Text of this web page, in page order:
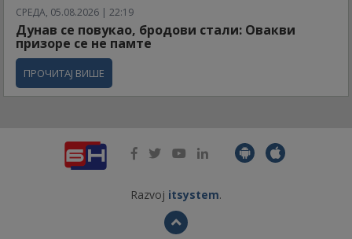
СРЕДА, 05.08.2026 | 22:19
Дунав се повукао, бродови стали: Овакви
призоре се не памте
ПРОЧИТАЈ ВИШЕ
Razvoj itsystem.